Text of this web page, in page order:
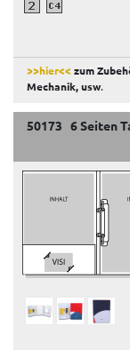
>>hier<<zum
Mechanik, usw.
50173 6 Seiten